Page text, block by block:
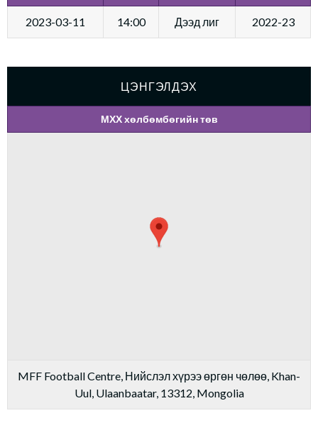
2023-03-11 14:00 Дээд лиг 2022-23
ЦЭНГЭЛДЭХ
МХХ хөлбөмбөгийн төв
MFF Football Centre, Нийслэл хүрээ өргөн чөлөө, Khan-
Uul, Ulaanbaatar, 13312, Mongolia